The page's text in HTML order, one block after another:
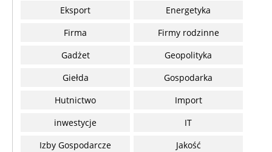
Eksport
Energetyka
Firma
Firmy rodzinne
Gadżet
Geopolityka
Giełda
Gospodarka
Hutnictwo
Import
inwestycje
IT
Izby Gospodarcze
Jakość